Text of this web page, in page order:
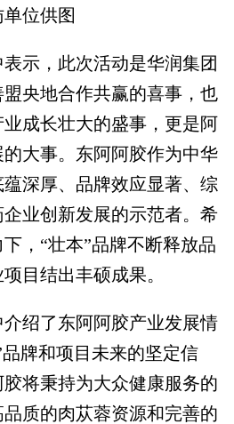
位供图
，此次活动是华润集团
央地合作共赢的喜事，也
成长壮大的盛事，更是阿
大事。东阿阿胶作为中华
深厚、品牌效应显著、综
业创新发展的示范者。希
，“壮本”品牌不断释放品
目结出丰硕成果。
绍了东阿阿胶产业发展情
牌和项目未来的坚定信
将秉持为大众健康服务的
质的肉苁蓉资源和完善的